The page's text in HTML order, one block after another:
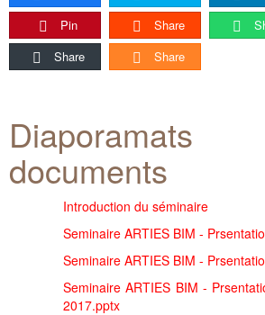
Pin
Share
Share
Share
documents
Introduction du séminaire
Seminaire ARTIES BIM -
Seminaire ARTIES BIM -
Seminaire ARTIES BIM -
2017.pptx